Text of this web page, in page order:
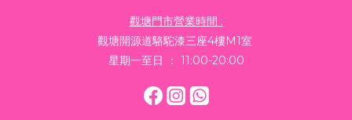
觀塘門市營業時間 :
觀塘開源道駱駝漆三座4樓M1室
星期一至日 ： 11:00-20:00